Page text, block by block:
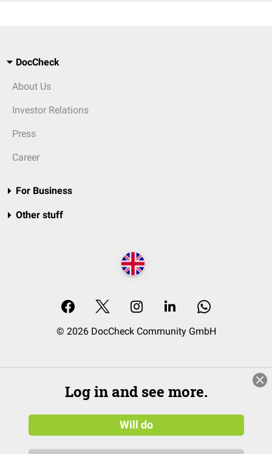
DocCheck
About Us
Investor Relations
Press
Career
For Business
Other stuff
© 2026 DocCheck Community GmbH
Log in and see more.
Will do